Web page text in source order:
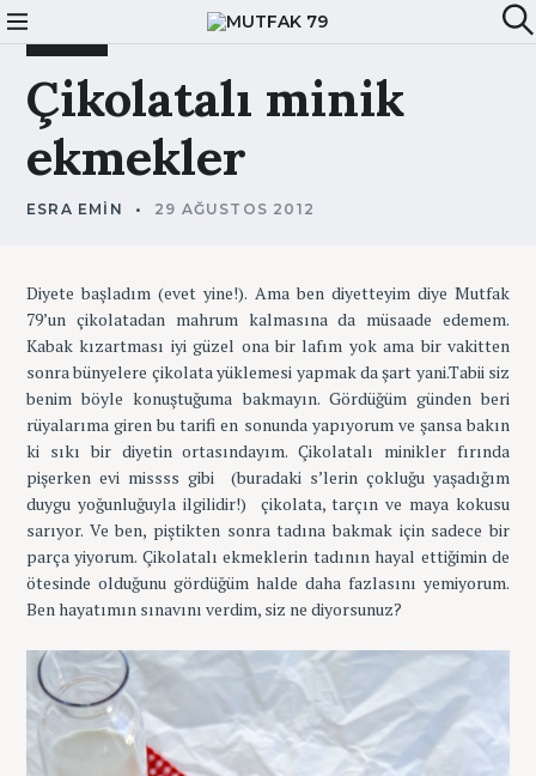
S
k
Mutfak 79
A
Çikolatalı minik
ekmekler
ESRA EMIN 29 AĞUSTOS 2012
Diyete başladım (evet yine!). Ama ben diyetteyim diye Mutfak
79’un çikolatadan mahrum kalmasına da müsaade edemem.
Kabak kızartması iyi güzel ona bir lafım yok ama bir vakitten
sonra bünyelere çikolata yüklemesi yapmak da şart yani.Tabii siz
benim böyle konuştuğuma bakmayın. Gördüğüm günden beri
rüyalarıma giren bu tarifi en sonunda yapıyorum ve şansa bakın
ki sıkı bir diyetin ortasındayım. Çikolatalı minikler fırında
pişerken evi missss gibi (buradaki s’lerin çokluğu yaşadığım
duygu yoğunluğuyla ilgilidir!) çikolata, tarçın ve maya kokusu
sarıyor. Ve ben, piştikten sonra tadına bakmak için sadece bir
parça yiyorum. Çikolatalı ekmeklerin tadının hayal ettiğimin de
ötesinde olduğunu gördüğüm halde daha fazlasını yemiyorum.
Ben hayatımın sınavını verdim, siz ne diyorsunuz?